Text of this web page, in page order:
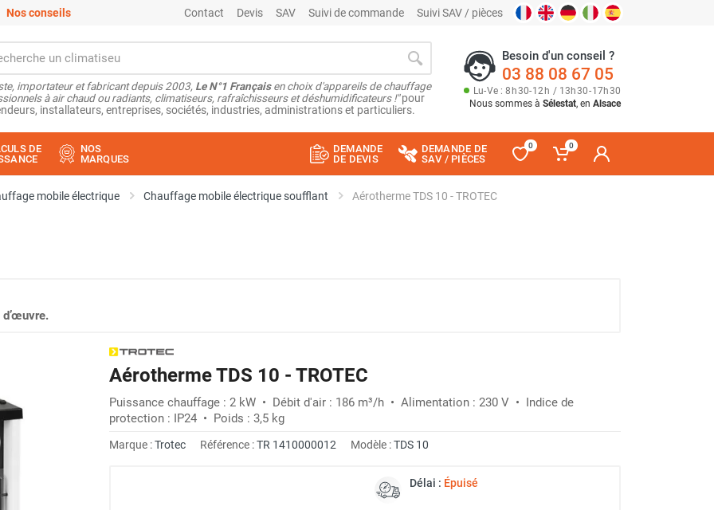
Nos conseils Contact Devis SAV Suivi de commande Suivi SAV / pièces
importateur et fabricant depuis 2003, Le N°1 Françaisen choix d'appareils de chauffage
à air chaud ou radiants, climatiseurs, rafraîchisseurs et déshumidificateurs !"pour
installateurs, entreprises, sociétés, industries, administrations et particuliers.
Besoin d'un conseil ?
03 88 08 67 05
Lu-Ve : 8h30-12h / 13h30-17h30
Nous sommes à Sélestat, en Alsace
DE
NOS
MARQUES
DEMANDE
DE DEVIS
DEMANDE DE
SAV / PIÈCES
0 0
mobile électrique Chauffage mobile électrique soufflant Aérotherme TDS 10 - TROTEC
Aérotherme TDS 10 - TROTEC
Puissance chauffage : 2 kW • Débit d'air : 186 m³/h • Alimentation : 230 V • Indice de
protection : IP24 • Poids : 3,5 kg
Marque :Trotec Référence :TR 1410000012 Modèle :TDS 10
Délai : Épuisé